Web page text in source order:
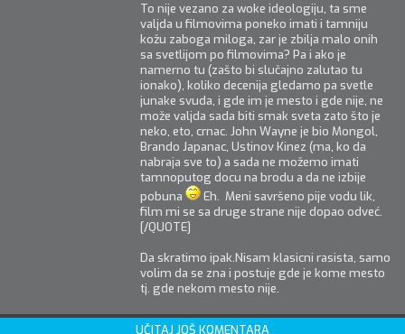
To nije vezano za woke ideologiju, ta sme
valjda u filmovima poneko imati i tamniju
kožu zaboga miloga, zar je zbilja malo onih
sa svetlijom po filmovima? Pa i ako je
namerno tu (zašto bi slučajno zalutao tu
ionako), koliko decenija gledamo pa svetle
junake svuda, i gde im je mesto i gde nije, ne
može valjda sada biti smak sveta zato što je
neko, eto, crnac. John Wayne je bio Mongol,
Brando Japanac, Ustinov Kinez (ma, ko da
nabraja sve to) a sada ne možemo imati
tamnoputog docu na brodu a da ne izbije
pobuna
Eh. Meni savršeno pije vodu lik,
film mi se sa druge strane nije dopao odveć.
[/QUOTE]
Da skratimo ipak.Nisam klasicni rasista, samo
volim da se zna i postuje gde je kome mesto
tj. gde nekom mesto nije.
UČITAJ JOŠ KOMENTARA